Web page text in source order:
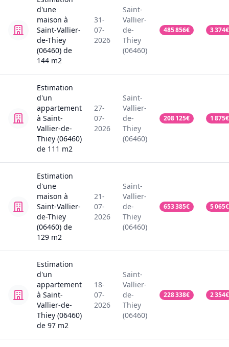
d'une
maison à
Saint-Vallier-
de-Thiey
(06460) de
144 m2
31-
07-
2026
Saint-
Vallier-
de-
Thiey
(06460)
485 856€ 3 374€
Estimation
d'un
appartement
à Saint-
Vallier-de-
Thiey (06460)
de 111 m2
27-
07-
2026
Saint-
Vallier-
de-
Thiey
(06460)
208 125€ 1 875€
Estimation
d'une
maison à
Saint-Vallier-
de-Thiey
(06460) de
129 m2
21-
07-
2026
Saint-
Vallier-
de-
Thiey
(06460)
653 385€ 5 065€
Estimation
d'un
appartement
à Saint-
Vallier-de-
Thiey (06460)
de 97 m2
18-
07-
2026
Saint-
Vallier-
de-
Thiey
(06460)
228 338€ 2 354€